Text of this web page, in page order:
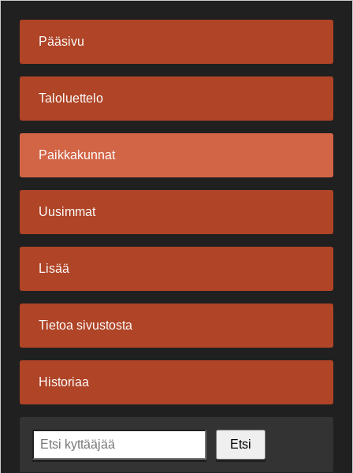
Pääsivu
Taloluettelo
Paikkakunnat
Uusimmat
Lisää
Tietoa sivustosta
Historiaa
Etsi